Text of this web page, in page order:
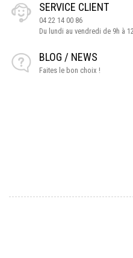
SERVICE CLIENT
04 22 14 00 86
Du lundi au vendredi de 9h à
BLOG / NEWS
Faites le bon choix !